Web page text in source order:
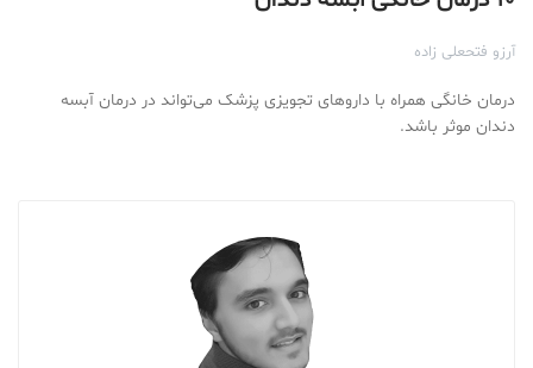
آرزو فتحعلی زاده
درمان خانگی همراه با داروهای تجویزی پزشک می‌تواند در درمان آبسه
دندان موثر باشد.